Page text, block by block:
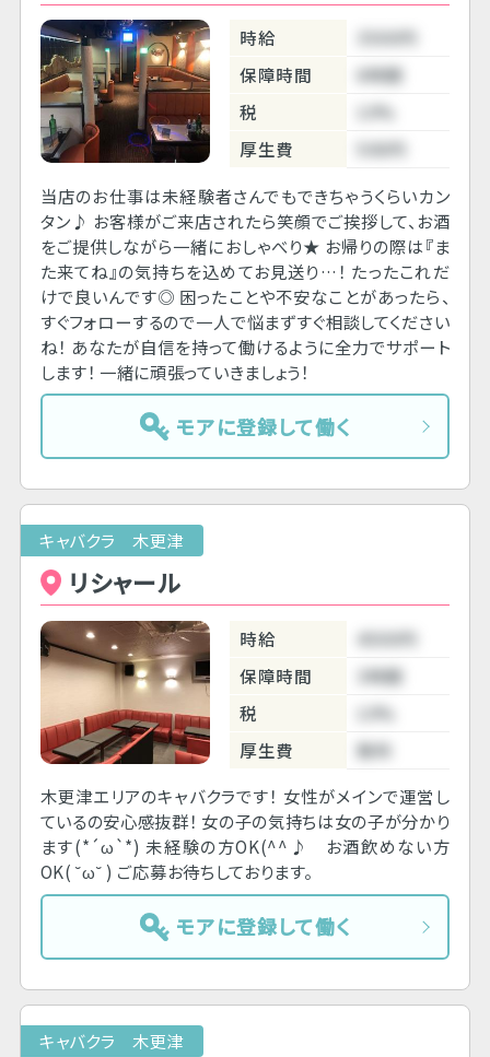
時給
3500円
保障時間
6時間
税
10%
厚生費
500円
当店のお仕事は未経験者さんでもできちゃうくらいカン
タン♪ お客様がご来店されたら笑顔でご挨拶して、お酒
をご提供しながら一緒におしゃべり★ お帰りの際は『ま
た来てね』の気持ちを込めてお見送り…！ たったこれだ
けで良いんです◎ 困ったことや不安なことがあったら、
すぐフォローするので一人で悩まずすぐ相談してください
ね！ あなたが自信を持って働けるように全力でサポート
します！ 一緒に頑張っていきましょう！
モアに登録して働く
キャバクラ 木更津
リシャール
時給
4500円
保障時間
3時間
税
10%
厚生費
無料
木更津エリアのキャバクラです！ 女性がメインで運営し
ているの安心感抜群！ 女の子の気持ちは女の子が分かり
ます(*´ω`*) 未経験の方OK(^^♪ お酒飲めない方
OK( ˘ω˘ ) ご応募お待ちしております。
モアに登録して働く
キャバクラ 木更津